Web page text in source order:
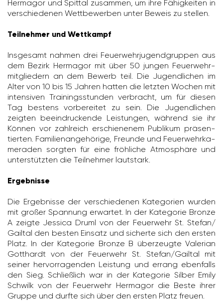
Hermagor und Spittal zusammen, um ihre Fähig­keiten in
verschie­denen Wett­be­werben unter Beweis zu stellen.
Teilnehmer und Wettkampf
Insge­samt nahmen drei Feuer­wehr­ju­gend­gruppen aus
dem Bezirk Hermagor mit über 50 jungen Feuer­wehr­
mit­glie­dern an dem Bewerb teil. Die Jugend­li­chen im
Alter von 10 bis 15 Jahren hatten die letzten Wochen mit
inten­siven Trai­nings­stunden verbracht, um für diesen
Tag bestens vorbe­reitet zu sein. Die Jugend­li­chen
zeigten beein­dru­ckende Leis­tungen, während sie ihr
Können vor zahl­reich erschie­nenem Publikum präsen­
tierten. Fami­li­en­an­ge­hö­rige, Freunde und Feuer­wehr­ka­
me­raden sorgten für eine fröh­liche Atmo­sphäre und
unter­stützten die Teil­nehmer laut­stark.
Ergebnisse
Die Ergeb­nisse der verschie­denen Kate­go­rien wurden
mit großer Span­nung erwartet. In der Kate­gorie Bronze
A zeigte Jessica Druml von der Feuer­wehr St. Stefan/​
Gailtal den besten Einsatz und sicherte sich den ersten
Platz. In der Kate­gorie Bronze B über­zeugte Vale­rian
Gott­hardt von der Feuer­wehr St. Stefan/​Gailtal mit
seiner hervor­ra­genden Leis­tung und errang eben­falls
den Sieg. Schließ­lich war in der Kate­gorie Silber Emily
Schwilk von der Feuer­wehr Hermagor die Beste ihrer
Gruppe und durfte sich über den ersten Platz freuen.